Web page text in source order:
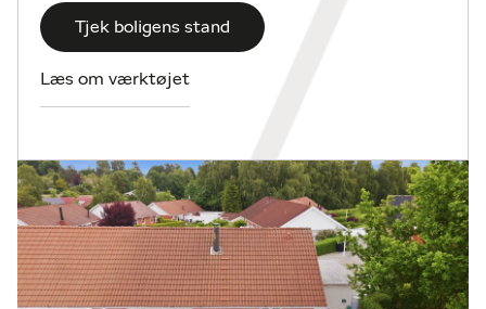
Tjek boligens stand
Læs om værktøjet